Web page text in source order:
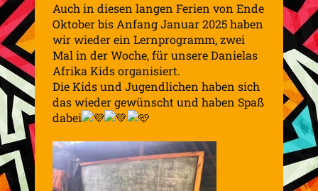
Auch in diesen langen Ferien von Ende
Oktober bis Anfang Januar 2025 haben
wir wieder ein Lernprogramm, zwei
Mal in der Woche, für unsere Danielas
Afrika Kids organisiert.
Die Kids und Jugendlichen haben sich
das wieder gewünscht und haben Spaß
dabei